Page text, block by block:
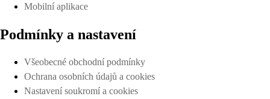
Mobilní aplikace
Podmínky a nastavení
Všeobecné obchodní podmínky
Ochrana osobních údajů a cookies
Nastavení soukromí a cookies